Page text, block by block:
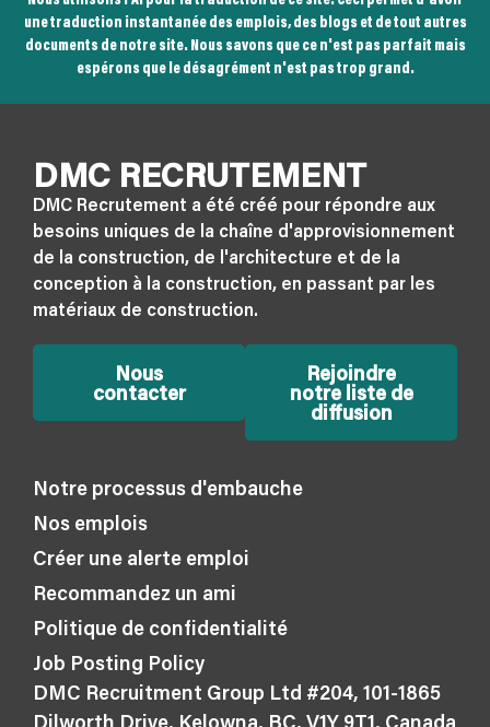
une traduction instantanée des emplois, des blogs et de tout autres
documents de notre site. Nous savons que ce n'est pas parfait mais
espérons que le désagrément n'est pas trop grand.
DMC RECRUTEMENT
DMC Recrutement a été créé pour répondre aux
besoins uniques de la chaîne d'approvisionnement
de la construction, de l'architecture et de la
conception à la construction, en passant par les
matériaux de construction.
Nous
contacter
Rejoindre
notre liste de
diffusion
Notre processus d'embauche
Nos emplois
Créer une alerte emploi
Recommandez un ami
Politique de confidentialité
Job Posting Policy
DMC Recruitment Group Ltd #204, 101-1865
Dilworth Drive, Kelowna, BC, V1Y 9T1, Canada